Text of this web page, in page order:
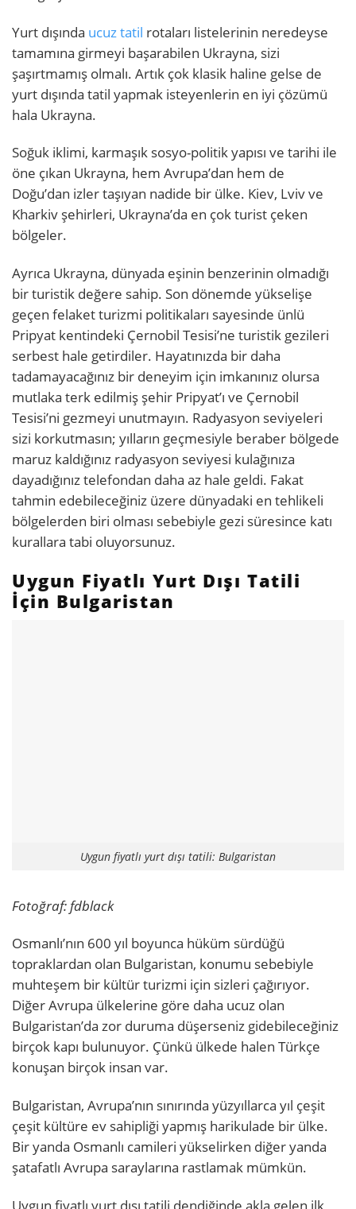
Yurt dışında ucuz tatil rotaları listelerinin neredeyse
tamamına girmeyi başarabilen Ukrayna, sizi
şaşırtmamış olmalı. Artık çok klasik haline gelse de
yurt dışında tatil yapmak isteyenlerin en iyi çözümü
hala Ukrayna.
Soğuk iklimi, karmaşık sosyo-politik yapısı ve tarihi ile
öne çıkan Ukrayna, hem Avrupa’dan hem de
Doğu’dan izler taşıyan nadide bir ülke. Kiev, Lviv ve
Kharkiv şehirleri, Ukrayna’da en çok turist çeken
bölgeler.
Ayrıca Ukrayna, dünyada eşinin benzerinin olmadığı
bir turistik değere sahip. Son dönemde yükselişe
geçen felaket turizmi politikaları sayesinde ünlü
Pripyat kentindeki Çernobil Tesisi’ne turistik gezileri
serbest hale getirdiler. Hayatınızda bir daha
tadamayacağınız bir deneyim için imkanınız olursa
mutlaka terk edilmiş şehir Pripyat’ı ve Çernobil
Tesisi’ni gezmeyi unutmayın. Radyasyon seviyeleri
sizi korkutmasın; yılların geçmesiyle beraber bölgede
maruz kaldığınız radyasyon seviyesi kulağınıza
dayadığınız telefondan daha az hale geldi. Fakat
tahmin edebileceğiniz üzere dünyadaki en tehlikeli
bölgelerden biri olması sebebiyle gezi süresince katı
kurallara tabi oluyorsunuz.
Uygun Fiyatlı Yurt Dışı Tatili
İçin Bulgaristan
Uygun fiyatlı yurt dışı tatili: Bulgaristan
Fotoğraf: fdblack
Osmanlı’nın 600 yıl boyunca hüküm sürdüğü
topraklardan olan Bulgaristan, konumu sebebiyle
muhteşem bir kültür turizmi için sizleri çağırıyor.
Diğer Avrupa ülkelerine göre daha ucuz olan
Bulgaristan’da zor duruma düşerseniz gidebileceğiniz
birçok kapı bulunuyor. Çünkü ülkede halen Türkçe
konuşan birçok insan var.
Bulgaristan, Avrupa’nın sınırında yüzyıllarca yıl çeşit
çeşit kültüre ev sahipliği yapmış harikulade bir ülke.
Bir yanda Osmanlı camileri yükselirken diğer yanda
şatafatlı Avrupa saraylarına rastlamak mümkün.